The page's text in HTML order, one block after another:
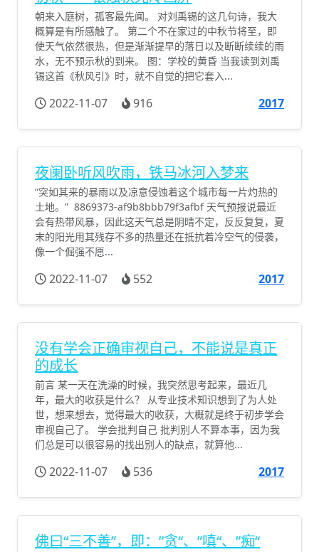
朝来入庭树，孤客最先闻。 对刘禹锡的这几句诗，我大
概算是有所感触了。 第二个不在家过的中秋节将至，即
使天气依然很热，但是渐渐提早的落日以及断断续续的雨
水，无不预示秋的到来。 图：学校的黄昏 当我读到刘禹
锡这首《秋风引》时，就不自觉的把它套入...
2022-11-07 916 2017
夜阑卧听风吹雨，铁马冰河入梦来
“突如其来的暴雨以及凉意侵蚀着这个城市每一片灼热的
土地。” 8869373-af9b8bbb79f3afbf 天气预报说最近
会有热带风暴，因此这天气总是阴晴不定，反反复复，夏
末的阳光用其残存不多的热量还在抵抗着冷空气的侵袭，
像一个倔强不愿...
2022-11-07 552 2017
没有学会正确审视自己，不能说是真正
的成长
前言 某一天在洗澡的时候，我突然思考起来，最近几
年，最大的收获是什么？ 从专业技术知识想到了为人处
世，想来想去，觉得最大的收获，大概就是终于初步学会
审视自己了。 学会批判自己 批判别人不算本事，因为我
们总是可以很容易的找出别人的缺点，就算他...
2022-11-07 536 2017
佛曰“三不善”，即：”贪“、”嗔“、”痴“